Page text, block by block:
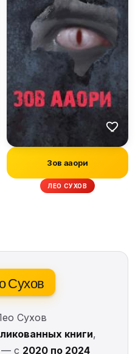
Зов ааори
ЛЕО СУХОВ
Сухов
Сухов
книги,
— с 2020 по 2024